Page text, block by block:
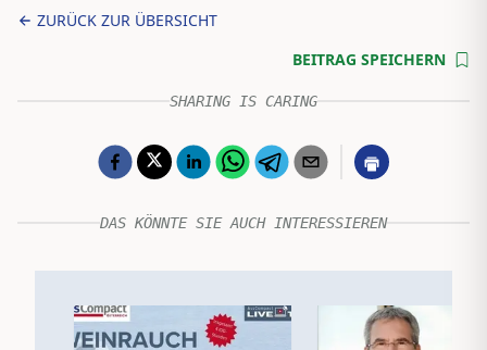
ZURÜCK ZUR ÜBERSICHT
BEITRAG SPEICHERN
SHARING IS CARING
DAS KÖNNTE SIE AUCH INTERESSIEREN